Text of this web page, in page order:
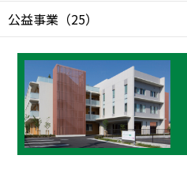
公益事業 （25）